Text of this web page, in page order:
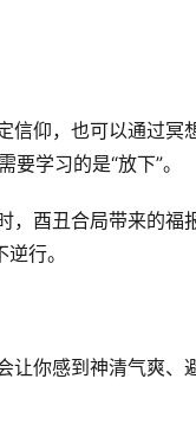
仰，也可以通过冥想
学习的是“放下”。
，酉丑合局带来的福
行。
让你感到神清气爽、